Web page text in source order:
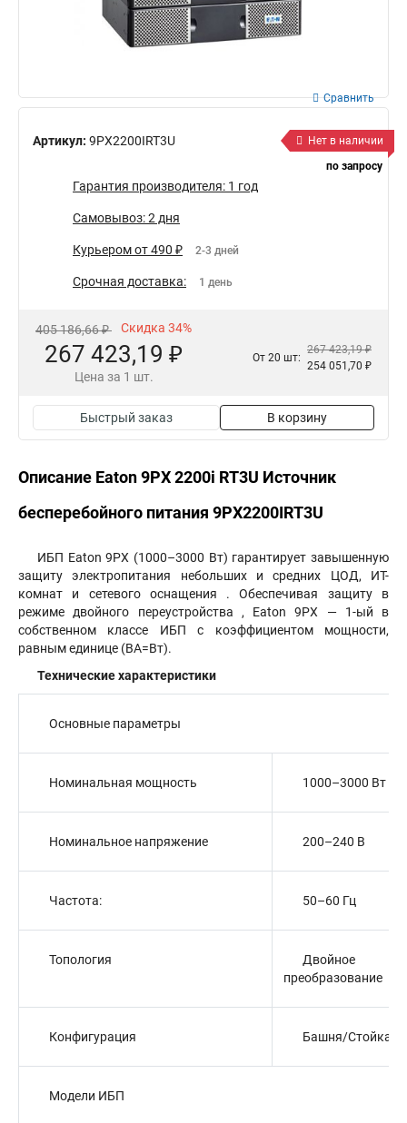
Артикул: 9PX2200IRT3U
Сравнить
Нет в наличии
по запросу
Гарантия производителя: 1 год
Самовывоз: 2 дня
Курьером от 490 ₽ 2-3 дней
Срочная доставка: 1 день
405 186,66 ₽ Скидка 34%
267 423,19 ₽
Цена за 1 шт.
От 20 шт:
267 423,19 ₽
254 051,70 ₽
Быстрый заказ В корзину
Описание Eaton 9PX 2200i RT3U Источник
бесперебойного питания 9PX2200IRT3U
ИБП Eaton 9PX (1000–3000 Вт) гарантирует завышенную
защиту электропитания небольших и средних ЦОД, ИТ-
комнат и сетевого оснащения . Обеспечивая защиту в
режиме двойного переустройства , Eaton 9PX — 1-ый в
собственном классе ИБП с коэффициентом мощности,
равным единице (ВА=Вт).
Технические характеристики
Основные параметры
Номинальная мощность 1000–3000 Вт
Номинальное напряжение 200–240 В
Частота: 50–60 Гц
Топология
Двойное
преобразование
Конфигурация Башня/Стойка
Модели ИБП